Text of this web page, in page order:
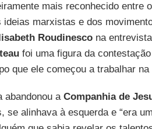
mais reconhecido entre
ideias marxistas e dos
Roudinescona
foi uma figura da
que ele começou a trabalhar
abandonou a Companhia de
se alinhava à esquerda e “era